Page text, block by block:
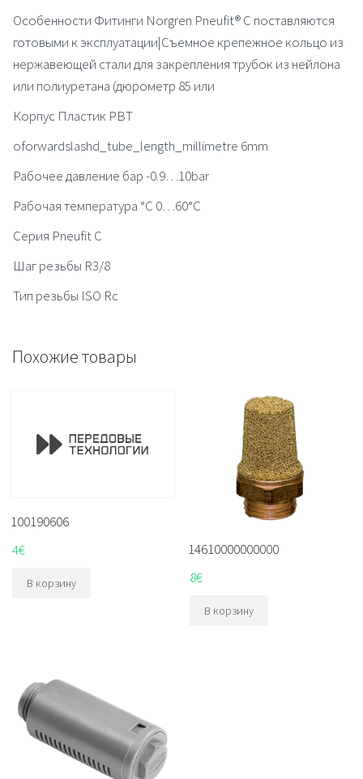
Особенности Фитинги Norgren Pneufit® C поставляются
готовыми к эксплуатации|Съемное крепежное кольцо из
нержавеющей стали для закрепления трубок из нейлона
или полиуретана (дюрометр 85 или
Корпус Пластик PBT
oforwardslashd_tube_length_millimetre 6mm
Рабочее давление бар -0.9…10bar
Рабочая температура °C 0…60°C
Серия Pneufit C
Шаг резьбы R3/8
Тип резьбы ISO Rc
Похожие товары
100190606
4€
В корзину
14610000000000
8€
В корзину